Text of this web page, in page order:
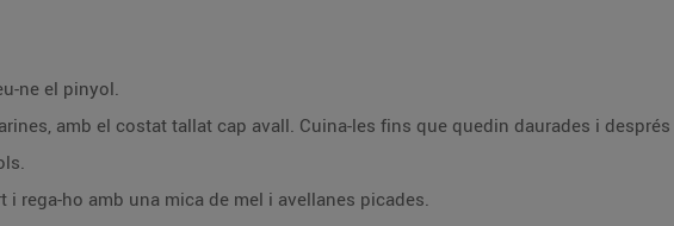
ne el pinyol.
amb el costat tallat cap avall. Cuina-les fins que quedin daurades i
rega-ho amb una mica de mel i avellanes picades.